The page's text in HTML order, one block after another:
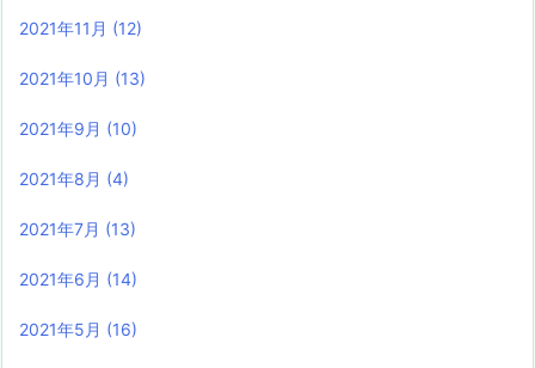
2021年11月 (12)
2021年10月 (13)
2021年9月 (10)
2021年8月 (4)
2021年7月 (13)
2021年6月 (14)
2021年5月 (16)